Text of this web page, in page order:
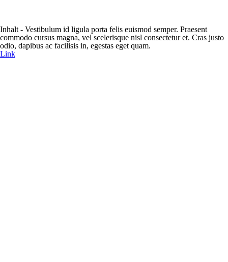
Inhalt - Vestibulum id ligula porta felis euismod semper. Praesent
commodo cursus magna, vel scelerisque nisl consectetur et. Cras justo
odio, dapibus ac facilisis in, egestas eget quam.
Link